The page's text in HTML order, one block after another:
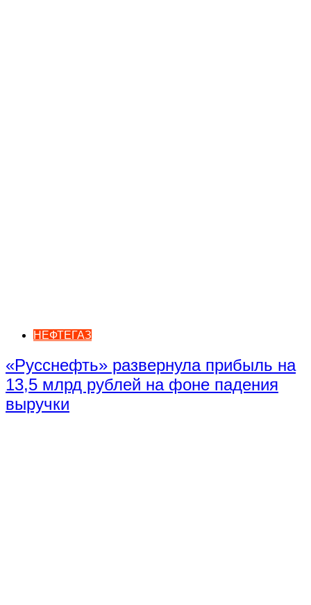
НЕФТЕГАЗ
«Русснефть» развернула прибыль на
13,5 млрд рублей на фоне падения
выручки